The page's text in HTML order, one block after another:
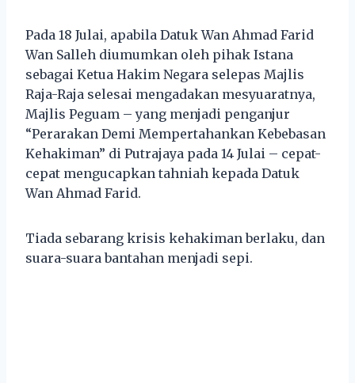
Pada 18 Julai, apabila Datuk Wan Ahmad Farid
Wan Salleh diumumkan oleh pihak Istana
sebagai Ketua Hakim Negara selepas Majlis
Raja-Raja selesai mengadakan mesyuaratnya,
Majlis Peguam – yang menjadi penganjur
“Perarakan Demi Mempertahankan Kebebasan
Kehakiman” di Putrajaya pada 14 Julai – cepat-
cepat mengucapkan tahniah kepada Datuk
Wan Ahmad Farid.
Tiada sebarang krisis kehakiman berlaku, dan
suara-suara bantahan menjadi sepi.